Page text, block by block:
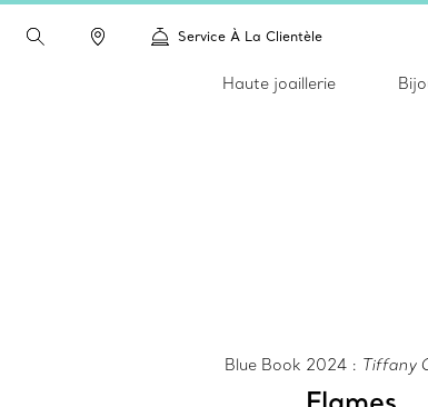
Service À La Clientèle
Haute joaillerie
Blue Book 2024 : Tiffany